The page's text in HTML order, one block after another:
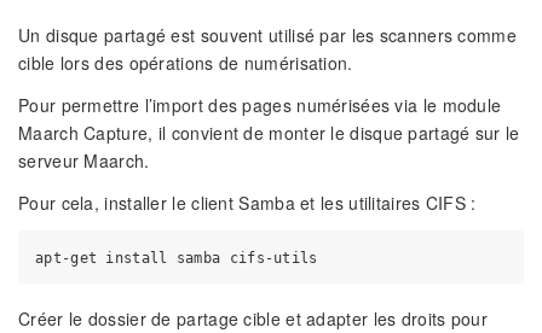
Un disque partagé est souvent utilisé par les scanners comme
cible lors des opérations de numérisation.
Pour permettre l’import des pages numérisées via le module
Maarch Capture, il convient de monter le disque partagé sur le
serveur Maarch.
Pour cela, installer le client Samba et les utilitaires CIFS :
Créer le dossier de partage cible et adapter les droits pour